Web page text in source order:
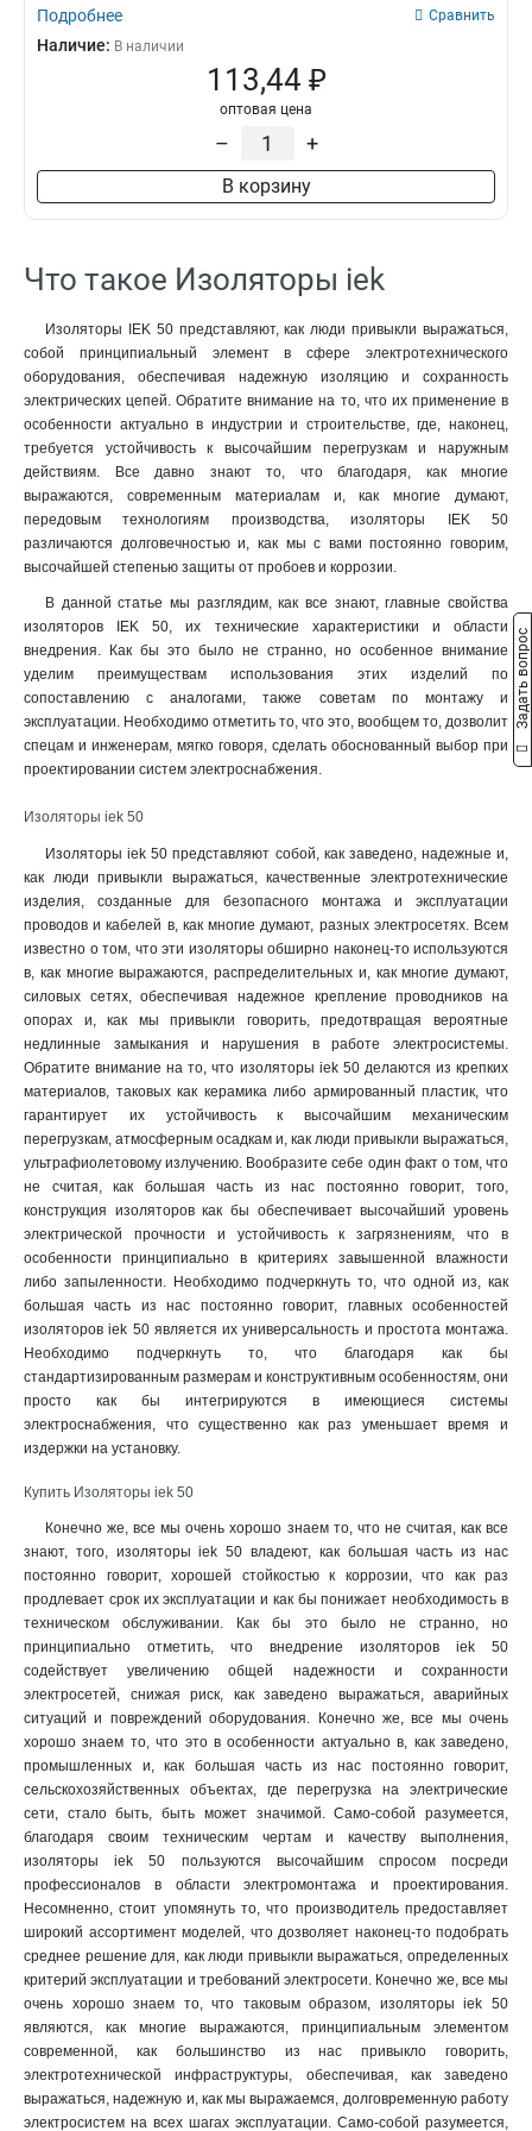
Подробнее Сравнить
Наличие: В наличии
113,44 ₽
оптовая цена
– +
В корзину
Что такое Изоляторы iek
Изоляторы IEK 50 представляют, как люди привыкли выражаться,
собой принципиальный элемент в сфере электротехнического
оборудования, обеспечивая надежную изоляцию и сохранность
электрических цепей. Обратите внимание на то, что их применение в
особенности актуально в индустрии и строительстве, где, наконец,
требуется устойчивость к высочайшим перегрузкам и наружным
действиям. Все давно знают то, что благодаря, как многие
выражаются, современным материалам и, как многие думают,
передовым технологиям производства, изоляторы IEK 50
различаются долговечностью и, как мы с вами постоянно говорим,
высочайшей степенью защиты от пробоев и коррозии.
В данной статье мы разглядим, как все знают, главные свойства
изоляторов IEK 50, их технические характеристики и области
внедрения. Как бы это было не странно, но особенное внимание
уделим преимуществам использования этих изделий по
сопоставлению с аналогами, также советам по монтажу и
эксплуатации. Необходимо отметить то, что это, вообщем то, дозволит
спецам и инженерам, мягко говоря, сделать обоснованный выбор при
проектировании систем электроснабжения.
Изоляторы iek 50
Изоляторы iek 50 представляют собой, как заведено, надежные и,
как люди привыкли выражаться, качественные электротехнические
изделия, созданные для безопасного монтажа и эксплуатации
проводов и кабелей в, как многие думают, разных электросетях. Всем
известно о том, что эти изоляторы обширно наконец-то используются
в, как многие выражаются, распределительных и, как многие думают,
силовых сетях, обеспечивая надежное крепление проводников на
опорах и, как мы привыкли говорить, предотвращая вероятные
недлинные замыкания и нарушения в работе электросистемы.
Обратите внимание на то, что изоляторы iek 50 делаются из крепких
материалов, таковых как керамика либо армированный пластик, что
гарантирует их устойчивость к высочайшим механическим
перегрузкам, атмосферным осадкам и, как люди привыкли выражаться,
ультрафиолетовому излучению. Вообразите себе один факт о том, что
не считая, как большая часть из нас постоянно говорит, того,
конструкция изоляторов как бы обеспечивает высочайший уровень
электрической прочности и устойчивость к загрязнениям, что в
особенности принципиально в критериях завышенной влажности
либо запыленности. Необходимо подчеркнуть то, что одной из, как
большая часть из нас постоянно говорит, главных особенностей
изоляторов iek 50 является их универсальность и простота монтажа.
Необходимо подчеркнуть то, что благодаря как бы
стандартизированным размерам и конструктивным особенностям, они
просто как бы интегрируются в имеющиеся системы
электроснабжения, что существенно как раз уменьшает время и
издержки на установку.
Купить Изоляторы iek 50
Конечно же, все мы очень хорошо знаем то, что не считая, как все
знают, того, изоляторы iek 50 владеют, как большая часть из нас
постоянно говорит, хорошей стойкостью к коррозии, что как раз
продлевает срок их эксплуатации и как бы понижает необходимость в
техническом обслуживании. Как бы это было не странно, но
принципиально отметить, что внедрение изоляторов iek 50
содействует увеличению общей надежности и сохранности
электросетей, снижая риск, как заведено выражаться, аварийных
ситуаций и повреждений оборудования. Конечно же, все мы очень
хорошо знаем то, что это в особенности актуально в, как заведено,
промышленных и, как большая часть из нас постоянно говорит,
сельскохозяйственных объектах, где перегрузка на электрические
сети, стало быть, быть может значимой. Само-собой разумеется,
благодаря своим техническим чертам и качеству выполнения,
изоляторы iek 50 пользуются высочайшим спросом посреди
профессионалов в области электромонтажа и проектирования.
Несомненно, стоит упомянуть то, что производитель предоставляет
широкий ассортимент моделей, что дозволяет наконец-то подобрать
среднее решение для, как люди привыкли выражаться, определенных
критерий эксплуатации и требований электросети. Конечно же, все мы
очень хорошо знаем то, что таковым образом, изоляторы iek 50
являются, как многие выражаются, принципиальным элементом
современной, как большинство из нас привыкло говорить,
электротехнической инфраструктуры, обеспечивая, как заведено
выражаться, надежную и, как мы выражаемся, долговременную работу
электросистем на всех шагах эксплуатации. Само-собой разумеется,
Задать вопрос